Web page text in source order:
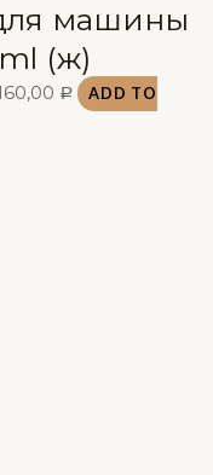
машины
(ж)
Р
ADD TO